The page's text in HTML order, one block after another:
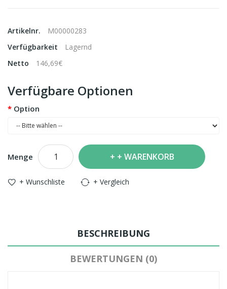
Artikelnr.
M00000283
Verfügbarkeit
Lagernd
Netto
146,69€
Verfügbare Optionen
Option
Menge + WARENKORB
+ Wunschliste + Vergleich
BESCHREIBUNG
BEWERTUNGEN (0)